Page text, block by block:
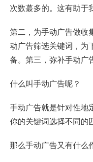
次数蕞多的。这有助于
第二，为手动广告做收
动广告筛选关键词，为
备。第三，弥补手动广
什么叫手动广告呢？
手动广告就是针对性地
你的关键词选择不同的
那么手动广告又有什么